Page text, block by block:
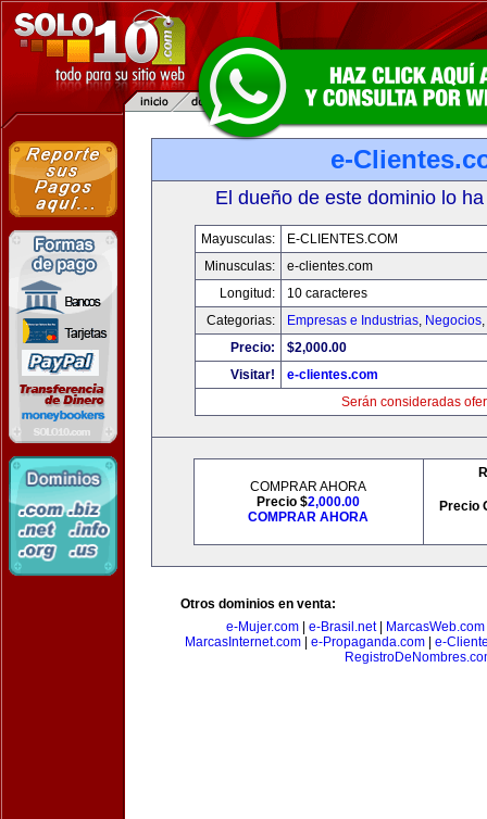
e-
El dueño de este dominio lo
Mayusculas:
E-CLIENTES.COM
Minusculas:
e-clientes.com
Longitud:
10 caracteres
Categorias:
Empresas e Industrias, Negocios,
Precio:
$2,000.00
Visitar!
e-clientes.com
Serán consideradas
COMPRAR AHORA
Precio $2,000.00
COMPRAR AHORA
Precio
Otros dominios en venta:
e-Mujer.com| e-Brasil.net| MarcasWeb.com
MarcasInternet.com| e-Propaganda.com| e-